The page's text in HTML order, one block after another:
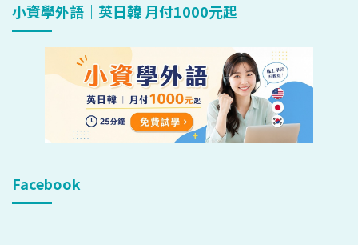
小資學外語｜英日韓 月付1000元起
Facebook